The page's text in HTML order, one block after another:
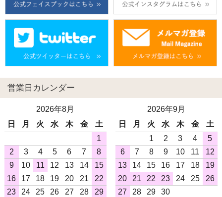
営業日カレンダー
2026年8月
日
月 火 水 木 金
土
1
2
3 4 5 6 7
8
9
10 11 12 13 14
15
16
17 18 19 20 21
22
23
24 25 26 27 28 29
2026年9月
日
月 火 水 木 金
土
1
2 3 4
5
6
7 8 9 10 11
12
13
14 15 16 17 18
19
20
21 22 23 24 25
26
27
28 29 30